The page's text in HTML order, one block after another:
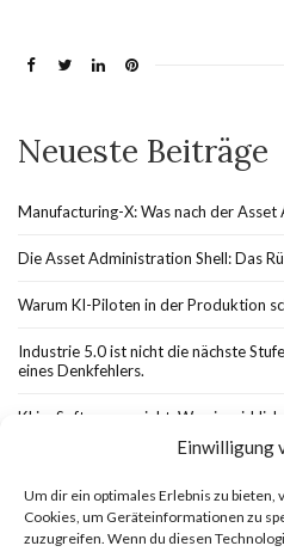
Einwilligung
Um dir ein optimales Erlebnis zu
Cookies, um Geräteinformationen zu
zuzugreifen. Wenn du diesen
Neueste Beiträge
Manufacturing-X: Was nach der
Die Asset Administration Shell: Das
Warum KI-Piloten in der Produktion
Industrie 5.0 ist nicht die nächste
eines Denkfehlers.
KI im Softwareprojekt: Wo sie wirklich